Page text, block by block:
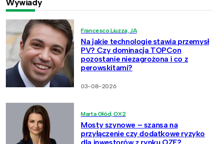
Wywiady
Francesco Liuzza, JA
Na jakie technologie stawia przemysł
PV? Czy dominacja TOPCon
pozostanie niezagrożona i co z
perowskitami?
03-08-2026
Marta Głód, OX2
Mosty szynowe – szansa na
przyłączenie czy dodatkowe ryzyko